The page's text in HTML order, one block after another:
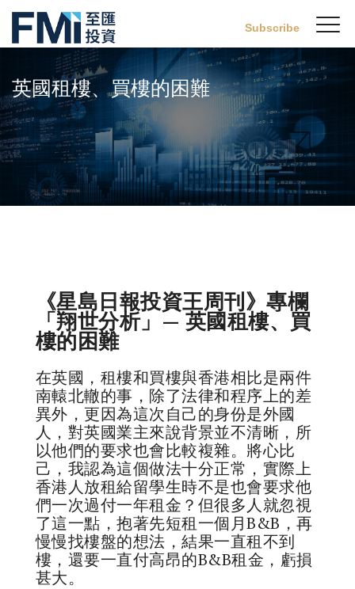
main
content
FMI
Subscribe
英國租樓、買樓的困難
《星島日報投資王周刊》專欄
「翔世分析」— 英國租樓、買
樓的困難
在英國，租樓和買樓與香港相比是兩件
南轅北轍的事，除了法律和程序上的差
異外，更因為這次自己的身份是外國
人，對英國業主來說背景並不清晰，所
以他們的要求也會比較複雜。將心比
己，我認為這個做法十分正常，實際上
香港人放租給留學生時不是也會要求他
們一次過付一年租金？但很多人就忽視
了這一點，抱著先短租一個月B&B，再
慢慢找樓盤的想法，結果一直租不到
樓，還要一直付高昂的B&B租金，虧損
甚大。